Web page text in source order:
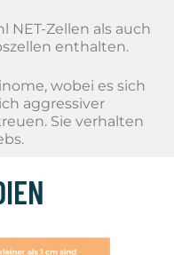
NET-Zellen als auch
enthalten.
wobei es sich
aggressiver
Sie verhalten